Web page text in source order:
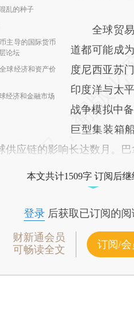
乱的种子
主导的国际货币
论坛
球经济和资产价
经济和金融市场
全球贸易
道都可能成
度尼西亚苏
印度洋与太
战争模拟中
巨型集装箱
供应链的影响长达数月。巴
本文共计1509字 订阅后
登录后获取已订阅的阅
财新通会员
可畅读全文
订阅/会